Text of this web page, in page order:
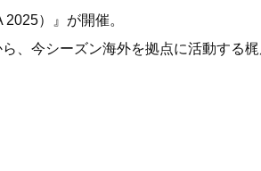
）』が開催。
、今シーズン海外を拠点に活動する